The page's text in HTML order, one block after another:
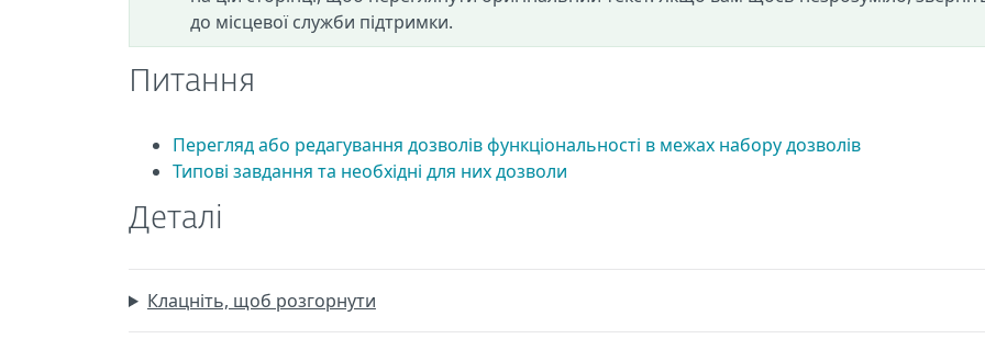
до місцевої служби підтримки.
Питання
Перегляд або редагування дозволів функціональності в межах набору дозволів
Типові завдання та необхідні для них дозволи
Деталі
Клацніть, щоб розгорнути